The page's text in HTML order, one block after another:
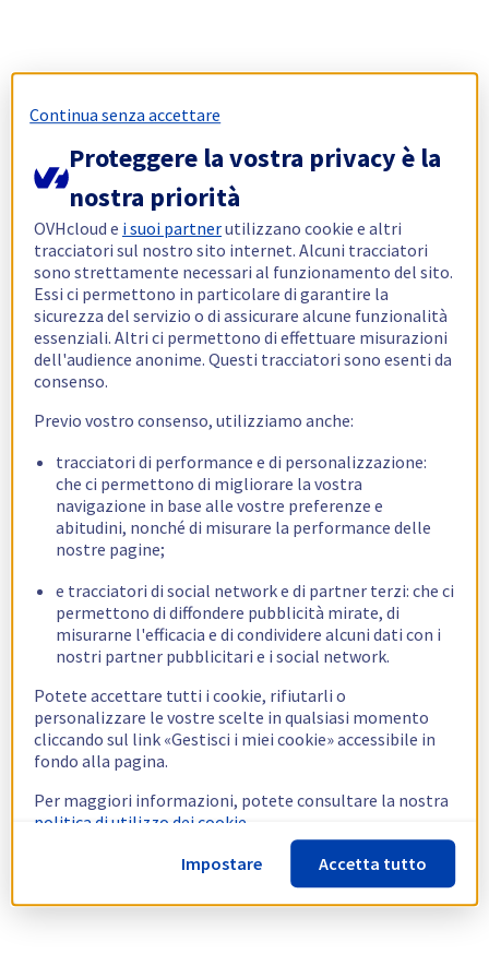
Continua senza accettare
Proteggere la vostra privacy è la
nostra priorità
OVHcloud e i suoi partnerutilizzano cookie e altri
tracciatori sul nostro sito internet. Alcuni tracciatori
sono strettamente necessari al funzionamento del sito.
Essi ci permettono in particolare di garantire la
sicurezza del servizio o di assicurare alcune funzionalità
essenziali. Altri ci permettono di effettuare misurazioni
dell'audience anonime. Questi tracciatori sono esenti da
consenso.
Previo vostro consenso, utilizziamo anche:
tracciatori di performance e di personalizzazione:
che ci permettono di migliorare la vostra
navigazione in base alle vostre preferenze e
abitudini, nonché di misurare la performance delle
nostre pagine;
e tracciatori di social network e di partner terzi: che ci
permettono di diffondere pubblicità mirate, di
misurarne l'efficacia e di condividere alcuni dati con i
nostri partner pubblicitari e i social network.
Potete accettare tutti i cookie, rifiutarli o
personalizzare le vostre scelte in qualsiasi momento
cliccando sul link «Gestisci i miei cookie» accessibile in
fondo alla pagina.
Per maggiori informazioni, potete consultare la nostra
politica di utilizzo dei cookie.
Impostare
Accetta tutto